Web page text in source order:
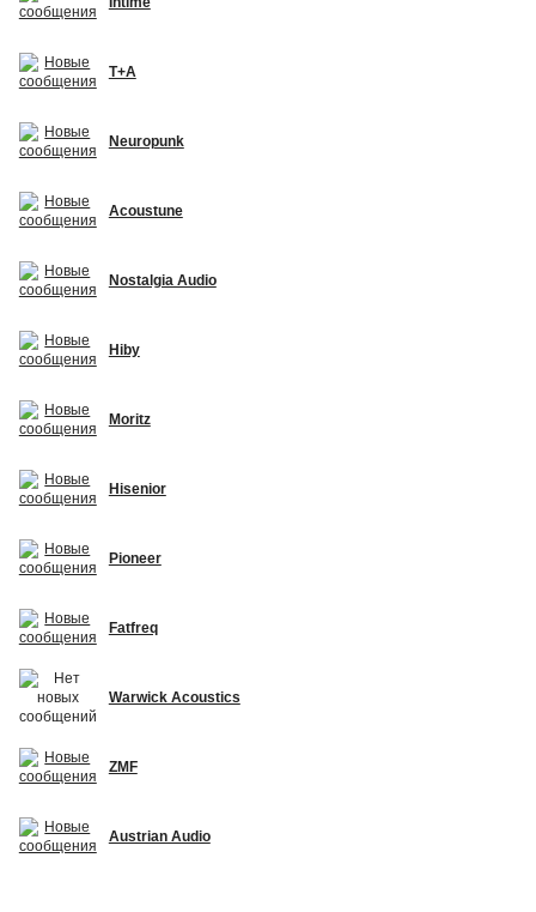
T+A
Neuropunk
Acoustune
Nostalgia Audio
Hiby
Moritz
Hisenior
Pioneer
Fatfreq
Warwick Acoustics
ZMF
Austrian Audio